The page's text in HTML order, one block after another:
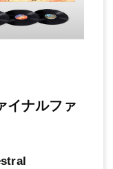
イナルファ